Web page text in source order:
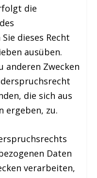
die
dieses Recht
ausüben.
anderen Zwecken
die sich aus
ergeben, zu.
Daten
verarbeiten,